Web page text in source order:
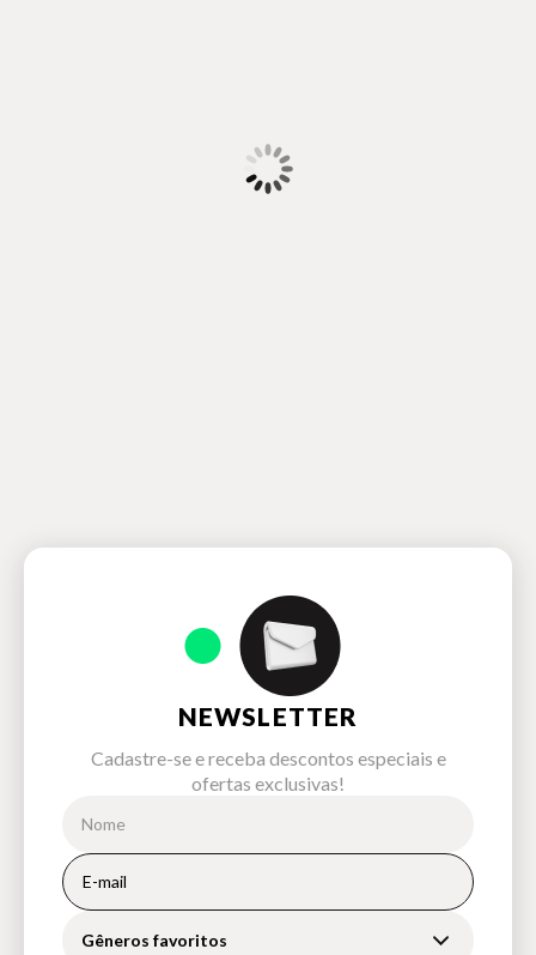
NEWSLETTER
Cadastre-se e receba descontos especiais e
ofertas exclusivas!
Gêneros favoritos